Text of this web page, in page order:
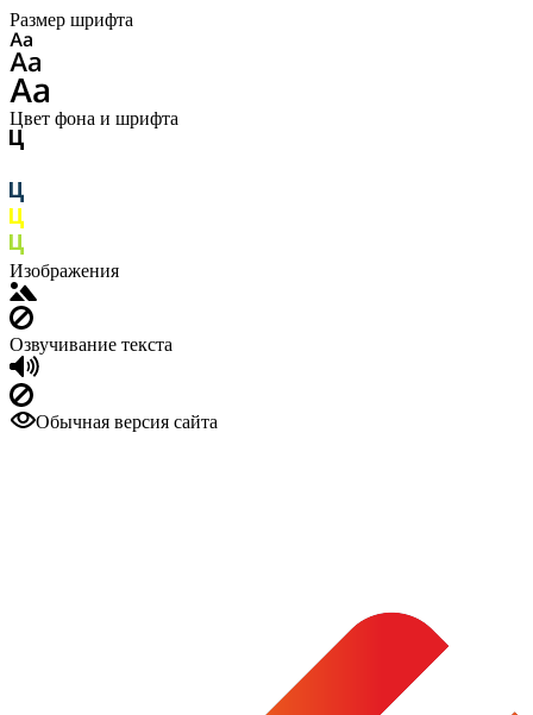
Размер шрифта
Цвет фона и шрифта
Изображения
Озвучивание текста
Обычная версия сайта